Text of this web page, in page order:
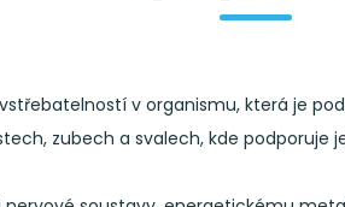
v organismu, která je
zubech a svalech, kde podporuje